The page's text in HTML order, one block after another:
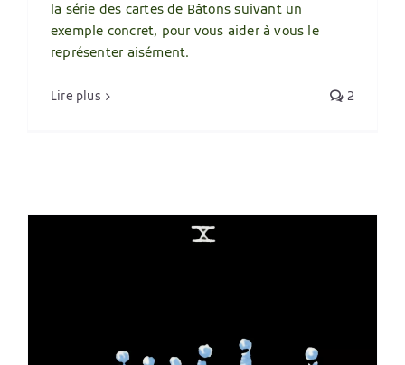
la série des cartes de Bâtons suivant un
exemple concret, pour vous aider à vous le
représenter aisément.
Lire plus 2